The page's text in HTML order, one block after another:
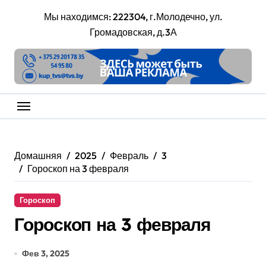
Мы находимся: 222304, г.Молодечно, ул.
Громадовская, д.3А
Домашняя 2025 Февраль
3
Гороскоп на 3 февраля
Гороскоп
Гороскоп на 3 февраля
Фев 3, 2025